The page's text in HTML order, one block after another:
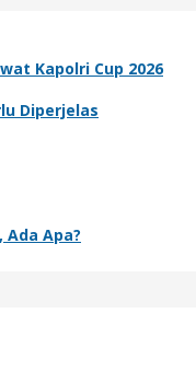
Kapolri Cup 2026
Diperjelas
Apa?